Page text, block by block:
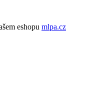
eshopu mlpa.cz